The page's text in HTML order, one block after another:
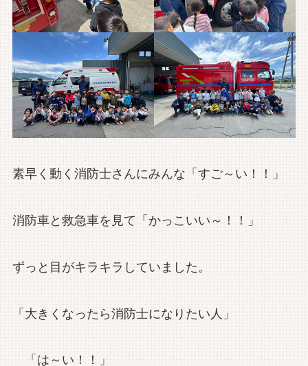
素早く動く消防士さんにみんな「すご～い！！」
消防車と救急車を見て「かっこいい～！！」
ずっと目がキラキラしていました。
「大きくなったら消防士になりたい人」
「は～い！！」